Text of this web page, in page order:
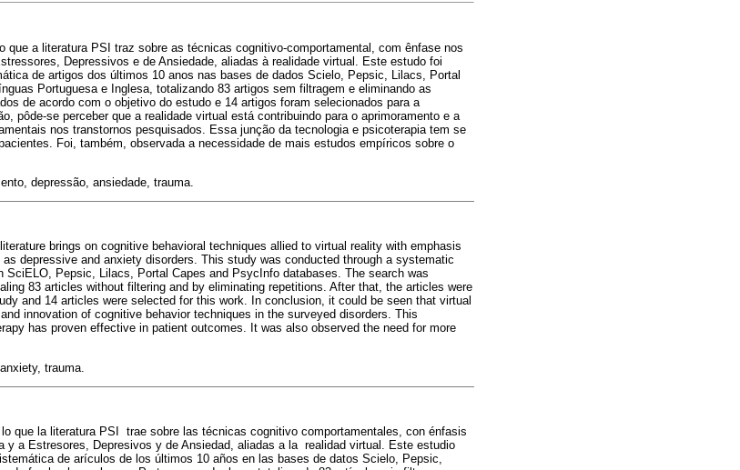
que a literatura PSI traz sobre as técnicas cognitivo-comportamental, com ênfase nos
Depressivos e de Ansiedade, aliadas à realidade virtual. Este estudo foi
de artigos dos últimos 10 anos nas bases de dados Scielo, Pepsic, Lilacs, Portal
Portuguesa e Inglesa, totalizando 83 artigos sem filtragem e eliminando as
de acordo com o objetivo do estudo e 14 artigos foram selecionados para a
pôde-se perceber que a realidade virtual está contribuindo para o aprimoramento e a
nos transtornos pesquisados. Essa junção da tecnologia e psicoterapia tem se
Foi, também, observada a necessidade de mais estudos empíricos sobre o
depressão, ansiedade, trauma.
brings on cognitive behavioral techniques allied to virtual reality with emphasis
depressive and anxiety disorders. This study was conducted through a systematic
Pepsic, Lilacs, Portal Capes and PsycInfo databases. The search was
83 articles without filtering and by eliminating repetitions. After that, the articles were
and 14 articles were selected for this work. In conclusion, it could be seen that virtual
innovation of cognitive behavior techniques in the surveyed disorders. This
has proven effective in patient outcomes. It was also observed the need for more
trauma.
que la literatura PSI trae sobre las técnicas cognitivo comportamentales, con énfasis
y a Estresores, Depresivos y de Ansiedad, aliadas a la realidad virtual. Este estudio
de arículos de los últimos 10 años en las bases de datos Scielo, Pepsic,